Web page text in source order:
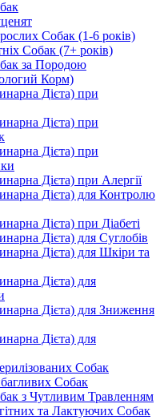
Собак (1-6 років)
Собак (7+ років)
за Породою
Корм)
Дієта) при
Дієта) при
Дієта) при
Дієта) при Алергії
Дієта) для Контролю
Дієта) при Діабеті
Дієта) для Суглобів
Дієта) для Шкіри та
Дієта) для
Дієта) для Зниження
Дієта) для
Собак
Собак
з Чутливим Травленням
та Лактуючих Собак